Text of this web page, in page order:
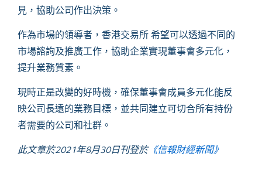
見，協助公司作出決策。
作為市場的領導者，香港交易所 希望可以透過不同的
市場諮詢及推廣工作，協助企業實現董事會多元化，
提升業務質素。
現時正是改變的好時機，確保董事會成員多元化能反
映公司長遠的業務目標，並共同建立可切合所有持份
者需要的公司和社群。
此文章於2021年8月30日刊登於《信報財經新聞》